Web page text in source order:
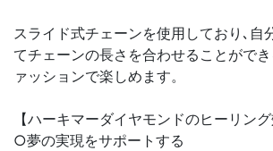
スライド式チェーンを使用しており､自
てチェーンの長さを合わせることがで
ァッションで楽しめます。
【ハーキマーダイヤモンドのヒーリング
○夢の実現をサポートする